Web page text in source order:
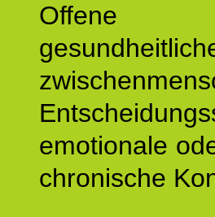
Offene
emotionale
chronische